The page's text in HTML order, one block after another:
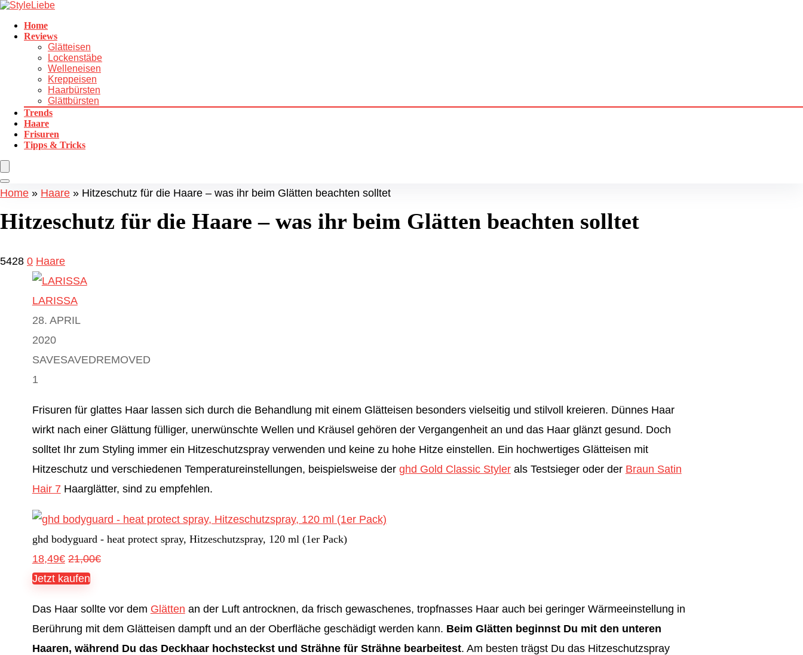
Home
Reviews
Glätteisen
Lockenstäbe
Welleneisen
Kreppeisen
Haarbürsten
Glättbürsten
Trends
Haare
Frisuren
Tipps & Tricks
Home » Haare » Hitzeschutz für die Haare – was ihr beim Glätten beachten solltet
Hitzeschutz für die Haare – was ihr beim Glätten beachten solltet
5428 0 Haare
LARISSA
28. APRIL
2020
SAVESAVEDREMOVED
1
Frisuren für glattes Haar lassen sich durch die Behandlung mit einem Glätteisen besonders vielseitig und stilvoll kreieren. Dünnes Haar
wirkt nach einer Glättung fülliger, unerwünschte Wellen und Kräusel gehören der Vergangenheit an und das Haar glänzt gesund. Doch
solltet Ihr zum Styling immer ein Hitzeschutzspray verwenden und keine zu hohe Hitze einstellen. Ein hochwertiges Glätteisen mit
Hitzeschutz und verschiedenen Temperatureinstellungen, beispielsweise der ghd Gold Classic Stylerals Testsieger oder der Braun Satin
Hair 7 Haarglätter, sind zu empfehlen.
ghd bodyguard - heat protect spray, Hitzeschutzspray, 120 ml (1er Pack)
18,49€ 21,00€
Jetzt kaufen
Das Haar sollte vor dem Glätten an der Luft antrocknen, da frisch gewaschenes, tropfnasses Haar auch bei geringer Wärmeeinstellung in
Berührung mit dem Glätteisen dampft und an der Oberfläche geschädigt werden kann. Beim Glätten beginnst Du mit den unteren
Haaren, während Du das Deckhaar hochsteckst und Strähne für Strähne bearbeitest. Am besten trägst Du das Hitzeschutzspray